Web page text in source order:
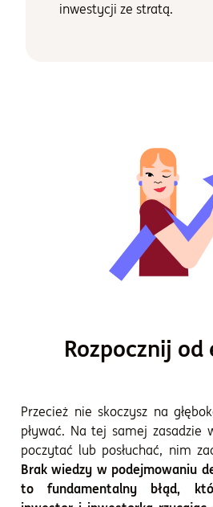
inwestycji ze stratą.
Rozpocznij od
Przecież nie skoczysz na
pływać. Na tej samej zasadzie
poczytać lub posłuchać, nim
Brak wiedzy w podejmowaniu
to fundamentalny błąd,